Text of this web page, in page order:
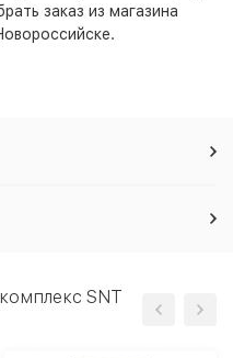
заказ из магазина
SNT